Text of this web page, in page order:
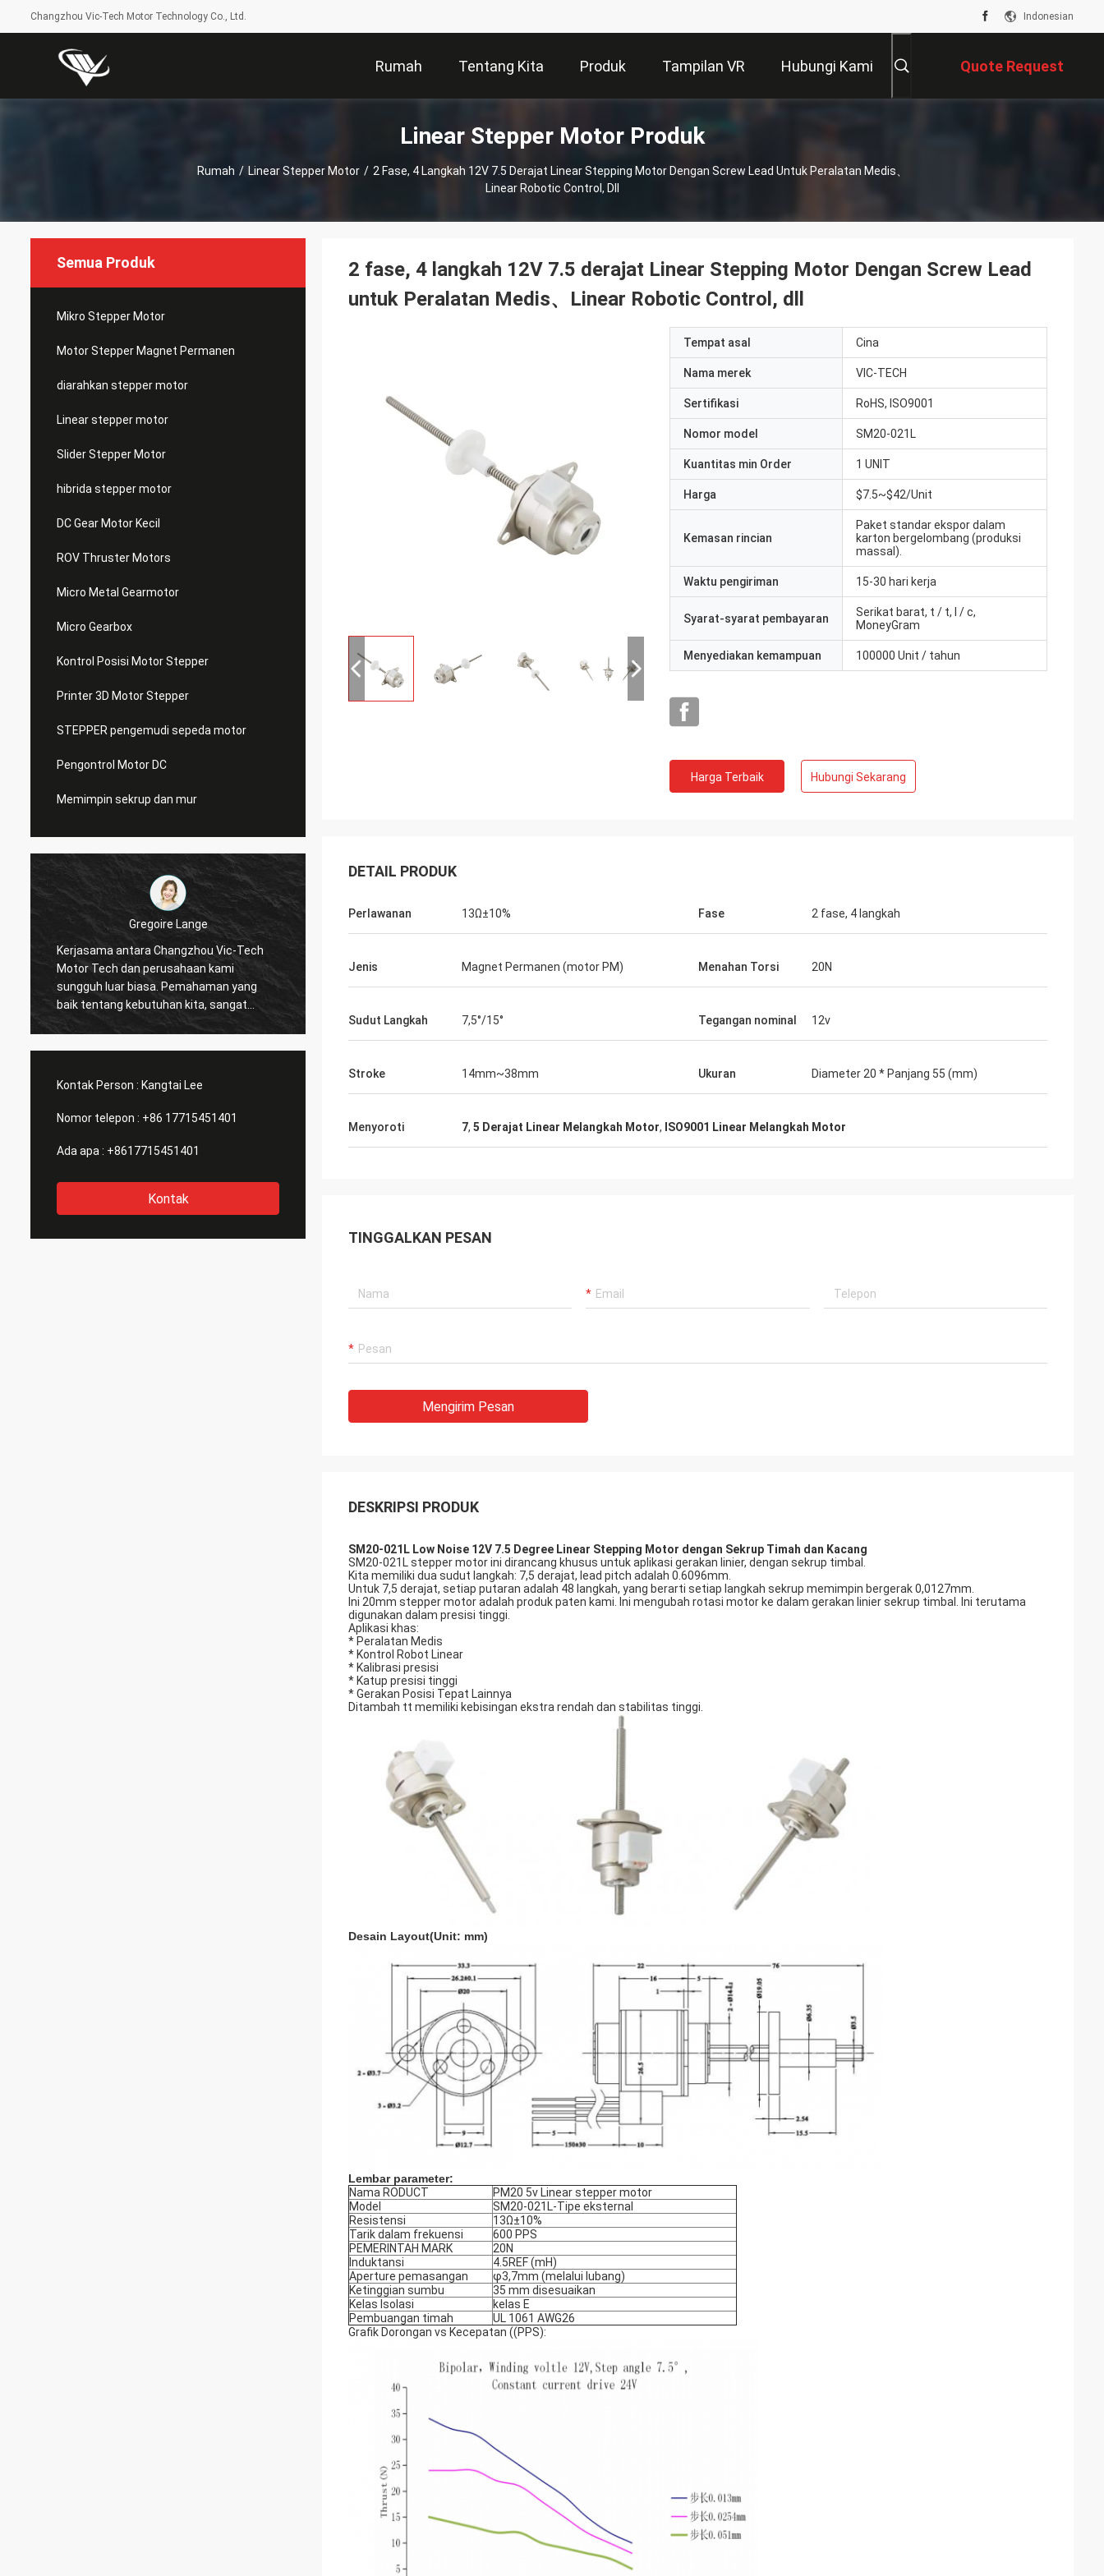
Changzhou Vic-Tech Motor Technology Co., Ltd. Indonesian
Rumah Tentang Kita Produk Tampilan VR Hubungi Kami Quote Request
Linear Stepper Motor Produk
Rumah / Linear Stepper Motor / 2 Fase, 4 Langkah 12V 7.5 Derajat Linear Stepping Motor Dengan Screw Lead Untuk Peralatan Medis、
Linear Robotic Control, Dll
Semua Produk
Mikro Stepper Motor
Motor Stepper Magnet Permanen
diarahkan stepper motor
Linear stepper motor
Slider Stepper Motor
hibrida stepper motor
DC Gear Motor Kecil
ROV Thruster Motors
Micro Metal Gearmotor
Micro Gearbox
Kontrol Posisi Motor Stepper
Printer 3D Motor Stepper
STEPPER pengemudi sepeda motor
Pengontrol Motor DC
Memimpin sekrup dan mur
Gregoire Lange
Kerjasama antara Changzhou Vic-Tech
Motor Tech dan perusahaan kami
sungguh luar biasa. Pemahaman yang
baik tentang kebutuhan kita, sangat
bersedia untuk memecahkan masalah
Pesanan dikirim tepat waktu. Konektor
penghitung tempat ditambahkan ke
kita sepakati!
itu dikemas dengan baik. Penjual
merespons dengan sangat cepat dan
menyesuaikan produk untuk Anda.
pengemasan. Perwakilan perusahaan
Kontak Person : Kangtai Lee
Nomor telepon : +86 17715451401
Ada apa : +8617715451401
Kontak
2 fase, 4 langkah 12V 7.5 derajat Linear Stepping Motor Dengan Screw Lead
untuk Peralatan Medis、Linear Robotic Control, dll
Tempat asal Cina
Nama merek VIC-TECH
Sertifikasi RoHS, ISO9001
Nomor model SM20-021L
Kuantitas min Order 1 UNIT
Harga $7.5~$42/Unit
Kemasan rincian
Paket standar ekspor dalam
karton bergelombang (produksi
massal).
Waktu pengiriman 15-30 hari kerja
Syarat-syarat pembayaran
Serikat barat, t / t, l / c,
MoneyGram
Menyediakan kemampuan 100000 Unit / tahun
Harga Terbaik Hubungi Sekarang
DETAIL PRODUK
Perlawanan 13Ω±10% Fase 2 fase, 4 langkah
Jenis Magnet Permanen (motor PM) Menahan Torsi 20N
Sudut Langkah 7,5°/15° Tegangan nominal 12v
Stroke 14mm~38mm Ukuran Diameter 20 * Panjang 55 (mm)
Menyoroti 7, 5 Derajat Linear Melangkah Motor, ISO9001 Linear Melangkah Motor
TINGGALKAN PESAN
Mengirim Pesan
DESKRIPSI PRODUK
SM20-021L Low Noise 12V 7.5 Degree Linear Stepping Motor dengan Sekrup Timah dan Kacang
SM20-021L stepper motor ini dirancang khusus untuk aplikasi gerakan linier, dengan sekrup timbal.
Kita memiliki dua sudut langkah: 7,5 derajat, lead pitch adalah 0.6096mm.
Untuk 7,5 derajat, setiap putaran adalah 48 langkah, yang berarti setiap langkah sekrup memimpin bergerak 0,0127mm.
Ini 20mm stepper motor adalah produk paten kami. Ini mengubah rotasi motor ke dalam gerakan linier sekrup timbal. Ini terutama
digunakan dalam presisi tinggi.
Aplikasi khas:
* Peralatan Medis
* Kontrol Robot Linear
* Kalibrasi presisi
* Katup presisi tinggi
* Gerakan Posisi Tepat Lainnya
Ditambah tt memiliki kebisingan ekstra rendah dan stabilitas tinggi.
Desain Layout(Unit: mm)
Lembar parameter:
Nama RODUCT
PM20 5v Linear stepper motor
Model
SM20-021L-Tipe eksternal
Resistensi
13Ω±10%
Tarik dalam frekuensi
600 PPS
PEMERINTAH MARK
20N
Induktansi
4.5REF (mH)
Aperture pemasangan
φ3,7mm (melalui lubang)
Ketinggian sumbu
35 mm disesuaikan
Kelas Isolasi
kelas E
Pembuangan timah
UL 1061 AWG26
Grafik Dorongan vs Kecepatan ((PPS):